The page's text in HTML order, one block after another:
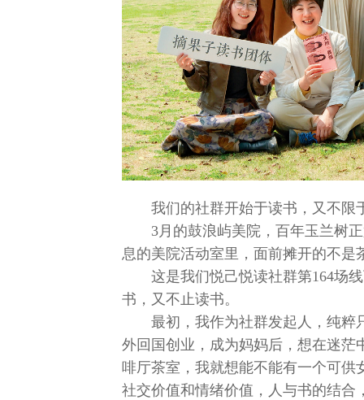
我们的社群开始于读书，又不限
3月的鼓浪屿美院，百年玉兰树
息的美院活动室里，面前摊开的不
这是我们悦己悦读社群第164场
书，又不止读书。
最初，我作为社群发起人，纯粹
外回国创业，成为妈妈后，想在迷
啡厅茶室，我就想能不能有一个可
社交价值和情绪价值，人与书的结合